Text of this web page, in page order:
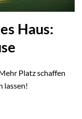
Haus:
Platz schaffen
lassen!